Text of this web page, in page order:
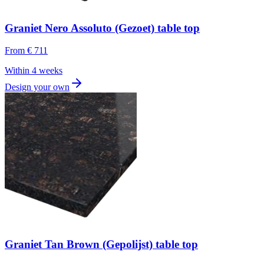
Graniet Nero Assoluto (Gezoet) table top
From € 711
Within 4 weeks
Design your own
Graniet Tan Brown (Gepolijst) table top